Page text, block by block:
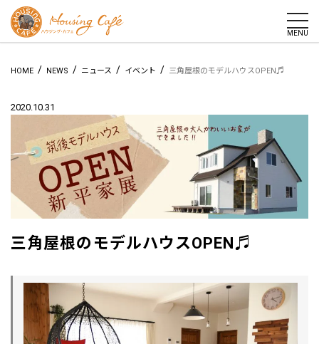
MENU
HOME / NEWS / ニュース / イベント / 三角屋根のモデルハウスOPEN♬
2020.10.31
三角屋根のモデルハウスOPEN♬